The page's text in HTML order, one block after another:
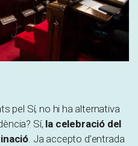
pel Sí, no hi ha alternativa
Sí, la celebració del
. Ja accepto d’entrada